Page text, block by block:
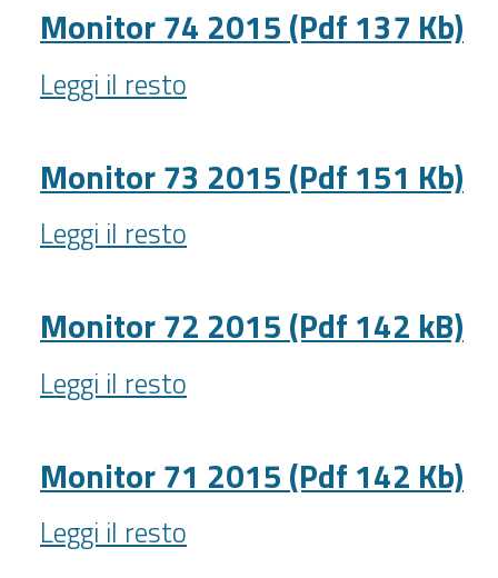
(Pdf
142
Kb)
-
Monitor 74 2015 (Pdf 137 Kb)
Monitor
74
(Pdf
137
Kb)
-
Leggi il resto
Monitor 73 2015 (Pdf 151 Kb)
Monitor
73
(Pdf
151
Kb)
-
Leggi il resto
Monitor 72 2015 (Pdf 142 kB)
Monitor
72
(Pdf
142
kB)
-
Leggi il resto
Monitor 71 2015 (Pdf 142 Kb)
Monitor
71
Leggi il resto